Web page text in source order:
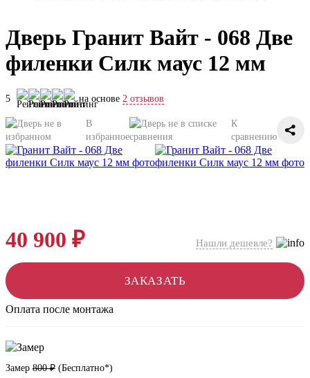
Дверь Гранит Вайт - 068 Две
филенки Силк маус 12 мм
5 на основе 2 отзывов
В
избранное
К
сравнению
40 900 ₽ Нашли дешевле?
ЗАКАЗАТЬ
Оплата после монтажа
Замер 800 ₽ (Бесплатно*)